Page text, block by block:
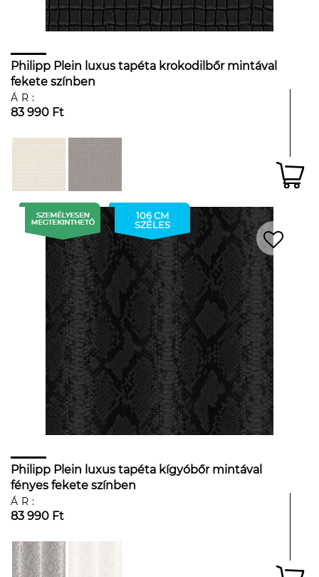
Philipp Plein luxus tapéta krokodilbőr mintával
fekete színben
ÁR:
83 990 Ft
106 CM
SZÉLES
Philipp Plein luxus tapéta kígyóbőr mintával
fényes fekete színben
ÁR:
83 990 Ft